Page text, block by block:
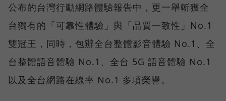
公布的台灣行動網路體驗報告中，更一舉斬獲全
台獨有的「可靠性體驗」與「品質一致性」No.1
雙冠王，同時，包辦全台整體影音體驗 No.1、全
台整體語音體驗 No.1、全台 5G 語音體驗 No.1
以及全台網路在線率 No.1 多項榮譽。